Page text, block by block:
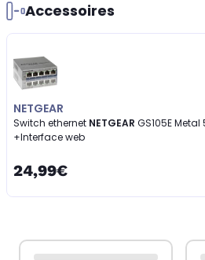
Accessoires
NETGEAR
Switch ethernet NETGEAR
+Interface web
24,99€